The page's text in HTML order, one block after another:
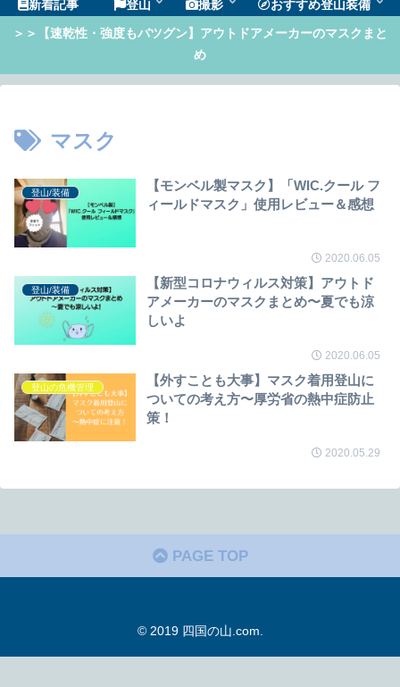
新着記事 登山 撮影 おすすめ登山装備
＞＞【速乾性・強度もバツグン】アウトドアメーカーのマスクまと
め
マスク
登山/装備
【モンベル製マスク】「WIC.クール フ
ィールドマスク」使用レビュー＆感想
2020.06.05
登山/装備
【新型コロナウィルス対策】アウトド
アメーカーのマスクまとめ〜夏でも涼
しいよ
2020.06.05
登山の危機管理
【外すことも大事】マスク着用登山に
ついての考え方〜厚労省の熱中症防止
策！
2020.05.29
PAGE TOP
© 2019 四国の山.com.